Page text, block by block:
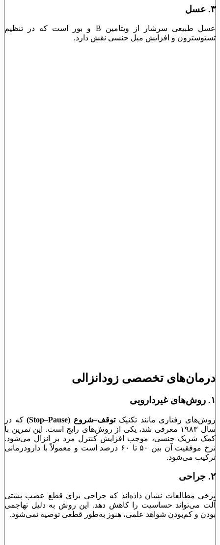
۳. عسل
عسل طبیعی سرشار از ویتامین B و بور است که در تنظیم
تستوسترون و افزایش میل جنسی نقش دارد.
درمان‌های تخصصی زودانزالی
۱. روش‌های غیردارویی
روش‌های رفتاری مانند تکنیکتوقف–شروع (Stop–Pause)
که در
سال ۱۹۸۳ معرفی شد، یکی از روش‌های رایج است. این تمرین با
کمک شریک جنسی، موجب افزایش کنترل مرد بر انزال می‌شود.
نرخ موفقیت آن بین ۵۰ تا ۶۰ درصد است و معمولاً با دارودرمانی
ترکیب می‌شود.
۲. جراحی
برخی مطالعات نشان داده‌اند که جراحی برای قطع عصب پشتی
آلت می‌تواند حساسیت را کاهش دهد. این روش به دلیل تهاجمی
بودن و کم‌بودن شواهد علمی، هنوز به‌طور قطعی توصیه نمی‌شود.